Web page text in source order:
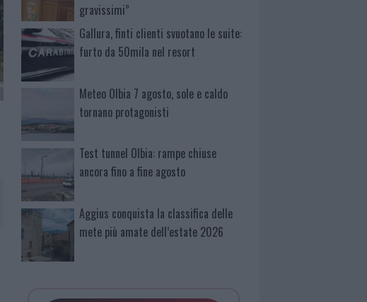
gravissimi”
Gallura, finti clienti svuotano le suite:
furto da 50mila nel resort
Meteo Olbia 7 agosto, sole e caldo
tornano protagonisti
Test tunnel Olbia: rampe chiuse
ancora fino a fine agosto
Aggius conquista la classifica delle
mete più amate dell’estate 2026